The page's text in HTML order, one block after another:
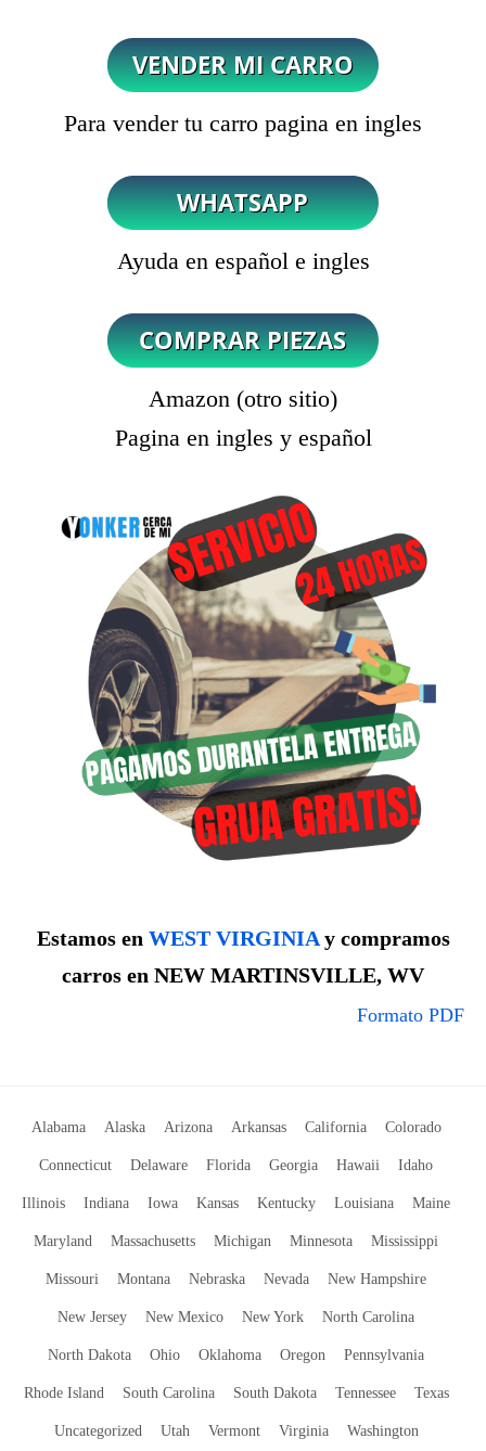
Para vender tu carro pagina en ingles
Ayuda en español e ingles
Amazon (otro sitio)
Pagina en ingles y español
Estamos en WEST VIRGINIAy compramos
carros en NEW MARTINSVILLE, WV
Formato PDF
Alabama Alaska Arizona Arkansas California Colorado
Connecticut Delaware Florida Georgia Hawaii Idaho
Illinois Indiana Iowa Kansas Kentucky Louisiana Maine
Maryland Massachusetts Michigan Minnesota Mississippi
Missouri Montana Nebraska Nevada New Hampshire
New Jersey New Mexico New York North Carolina
North Dakota Ohio Oklahoma Oregon Pennsylvania
Rhode Island South Carolina South Dakota Tennessee Texas
Uncategorized Utah Vermont Virginia Washington